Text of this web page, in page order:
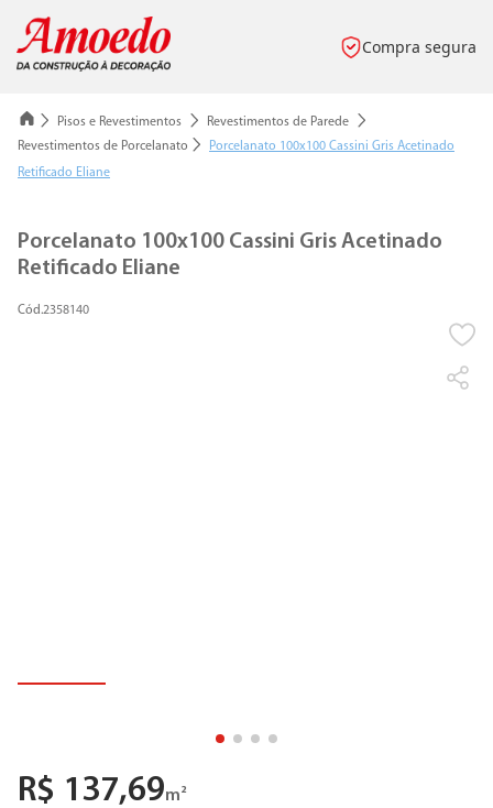
Compra segura
Pisos e Revestimentos
Revestimentos de Parede
Revestimentos de Porcelanato
Porcelanato 100x100 Cassini Gris Acetinado
Retificado Eliane
Porcelanato 100x100 Cassini Gris Acetinado
Retificado Eliane
2358140
R$ 137,69m²